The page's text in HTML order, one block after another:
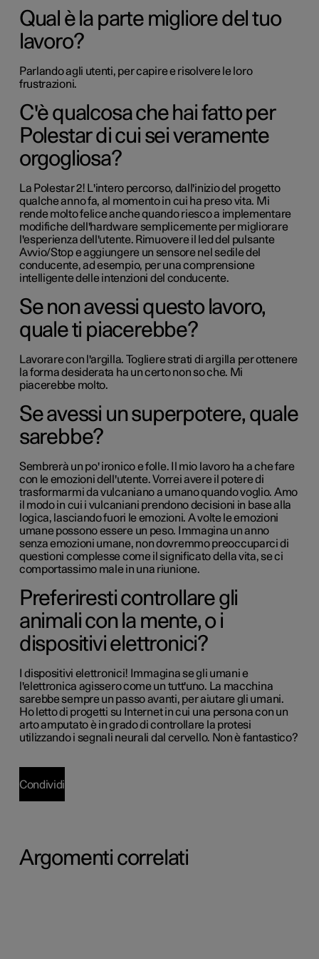
Qual è la parte migliore del tuo
lavoro?
Parlando agli utenti, per capire e risolvere le loro
frustrazioni.
C'è qualcosa che hai fatto per
Polestar di cui sei veramente
orgogliosa?
La Polestar 2! L'intero percorso, dall'inizio del progetto
qualche anno fa, al momento in cui ha preso vita. Mi
rende molto felice anche quando riesco a implementare
modifiche dell'hardware semplicemente per migliorare
l'esperienza dell'utente. Rimuovere il led del pulsante
Avvio/Stop e aggiungere un sensore nel sedile del
conducente, ad esempio, per una comprensione
intelligente delle intenzioni del conducente.
Se non avessi questo lavoro,
quale ti piacerebbe?
Lavorare con l'argilla. Togliere strati di argilla per ottenere
la forma desiderata ha un certo non so che. Mi
piacerebbe molto.
Se avessi un superpotere, quale
sarebbe?
Sembrerà un po' ironico e folle. Il mio lavoro ha a che fare
con le emozioni dell'utente. Vorrei avere il potere di
trasformarmi da vulcaniano a umano quando voglio. Amo
il modo in cui i vulcaniani prendono decisioni in base alla
logica, lasciando fuori le emozioni. A volte le emozioni
umane possono essere un peso. Immagina un anno
senza emozioni umane, non dovremmo preoccuparci di
questioni complesse come il significato della vita, se ci
comportassimo male in una riunione.
Preferiresti controllare gli
animali con la mente, o i
dispositivi elettronici?
I dispositivi elettronici! Immagina se gli umani e
l'elettronica agissero come un tutt'uno. La macchina
sarebbe sempre un passo avanti, per aiutare gli umani.
Ho letto di progetti su Internet in cui una persona con un
arto amputato è in grado di controllare la protesi
utilizzando i segnali neurali dal cervello. Non è fantastico?
Condividi
Argomenti correlati